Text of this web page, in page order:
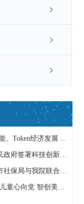
、Token经济发展 ...
我院与万州区人民政府签署科技创新战略合作...
市人力社保局、市社保局与我院联合开展“党...
重科科普丨“少年儿童心向党 智创美好新征...